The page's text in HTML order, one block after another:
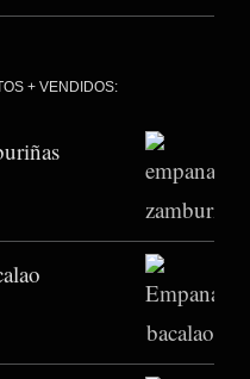
+ VENDIDOS: